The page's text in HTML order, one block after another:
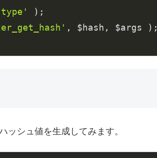
);
, $hash, $args );
ッシュ値を生成してみます。